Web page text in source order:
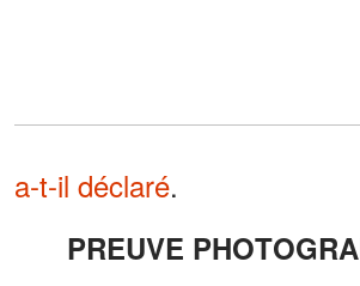
a-t-il déclaré.
PREUVE